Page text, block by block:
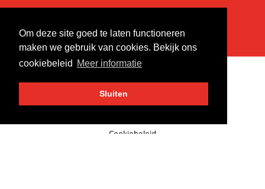
Om deze site goed te laten functioneren
maken we gebruik van cookies. Bekijk ons
cookiebeleid
Meer informatie
Sluiten
Privacyverklaring
Cookiebeleid